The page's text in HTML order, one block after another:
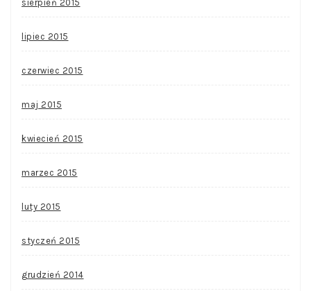
sierpień 2015
lipiec 2015
czerwiec 2015
maj 2015
kwiecień 2015
marzec 2015
luty 2015
styczeń 2015
grudzień 2014